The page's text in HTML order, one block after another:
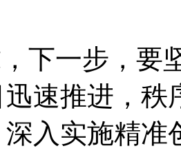
下一步，要
速推进，秩
入实施精准